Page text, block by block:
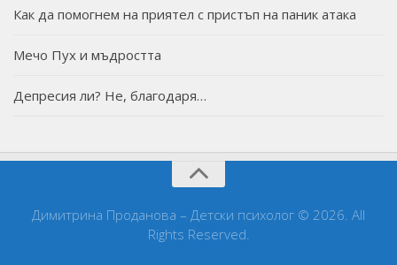
Как да помогнем на приятел с пристъп на паник атака
Мечо Пух и мъдростта
Депресия ли? Не, благодаря…
Димитрина Проданова – Детски психолог © 2026. All
Rights Reserved.